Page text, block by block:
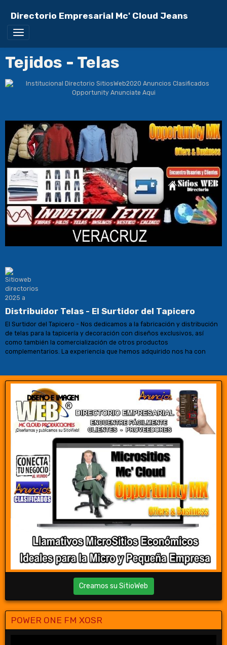
Directorio Empresarial Mc' Cloud Jeans
Tejidos - Telas
Distribuidor Telas - El Surtidor del Tapicero
El Surtidor del Tapicero - Nos dedicamos a la fabricación y distribución
de telas para la tapicería y decoración con diseños exclusivos, así
como también la comercialización de otros productos
complementarios. La experiencia que hemos adquirido nos ha con
Creamos su SitioWeb
POWER ONE FM XOSR